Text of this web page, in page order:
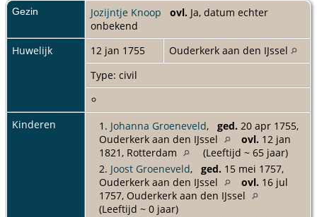
Gezin Jozijntje Knoop ovl. Ja, datum echter
onbekend
Huwelijk
12 jan 1755
Ouderkerk aan den IJssel
Type: civil
Kinderen 1. Johanna Groeneveld, ged. 20 apr 1755,
Ouderkerk aan den IJssel
ovl. 12 jan
1821, Rotterdam
(Leeftijd ~ 65 jaar)
2. Joost Groeneveld, ged. 15 mei 1757,
Ouderkerk aan den IJssel
ovl. 16 jul
1757, Ouderkerk aan den IJssel
(Leeftijd ~ 0 jaar)